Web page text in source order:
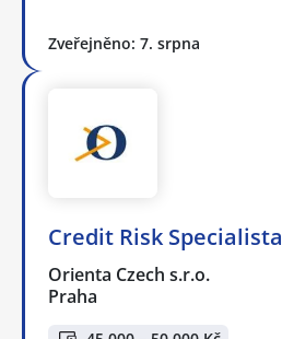
Zveřejněno: 7. srpna
Credit Risk Specialista
Orienta Czech s.r.o.
Praha